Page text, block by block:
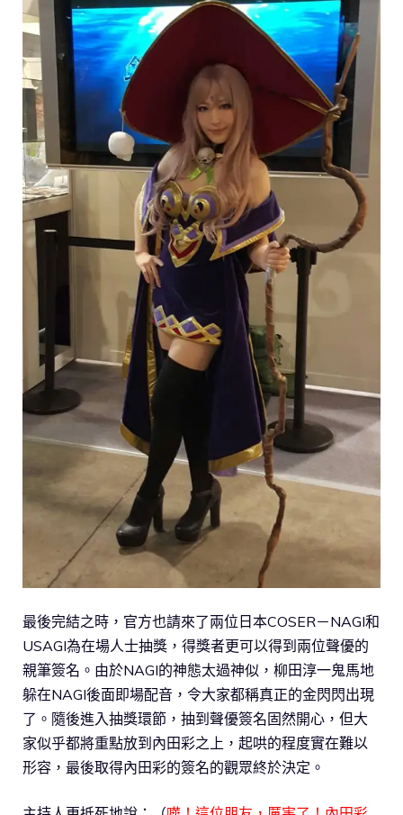
最後完結之時，官方也請來了兩位日本COSER－NAGI和
USAGI為在場人士抽獎，得獎者更可以得到兩位聲優的
親筆簽名。由於NAGI的神態太過神似，柳田淳一鬼馬地
躲在NAGI後面即場配音，令大家都稱真正的金閃閃出現
了。隨後進入抽獎環節，抽到聲優簽名固然開心，但大
家似乎都將重點放到內田彩之上，起哄的程度實在難以
形容，最後取得內田彩的簽名的觀眾終於決定。